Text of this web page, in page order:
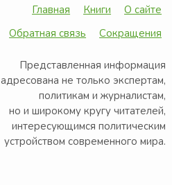
Главная Книги
О сайте
Обратная связь
Сокращения
Представленная информация
адресована не только экспертам,
политикам и журналистам,
но и широкому кругу читателей,
интересующимся политическим
устройством современного мира.